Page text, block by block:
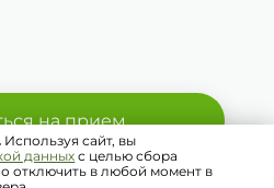
на прием
Все права защищены.
Используя сайт, вы
данных с целью сбора
отключить в любой момент в